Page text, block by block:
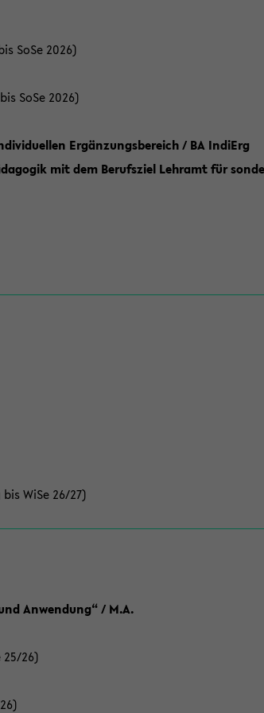
SoSe 2026)
SoSe 2026)
Ergänzungsbereich / BA IndiErg
mit dem Berufsziel Lehramt für
WiSe 26/27)
Anwendung“ / M.A.
26)